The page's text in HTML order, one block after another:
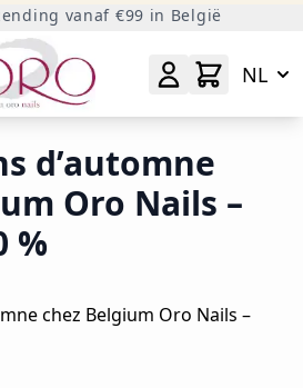
vanaf €99 in België
NL
d’automne
Oro Nails –
%
chez Belgium Oro Nails –